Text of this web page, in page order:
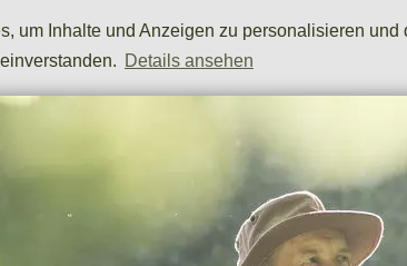
um Inhalte und Anzeigen zu personalisieren
Details ansehen